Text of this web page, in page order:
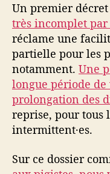
Un premier
très incomplet par
réclame une
partielle pour les
notamment. Une
longue période de
prolongation des
reprise, pour tous
intermittent·es.
Sur ce dossier